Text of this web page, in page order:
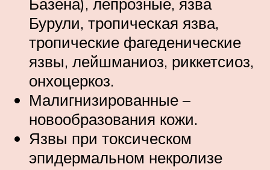
Бурули, тропическая язва,
тропические фагеденические
язвы, лейшманиоз, риккетсиоз,
онхоцеркоз.
Малигнизированные –
новообразования кожи.
Язвы при токсическом
эпидермальном некролизе